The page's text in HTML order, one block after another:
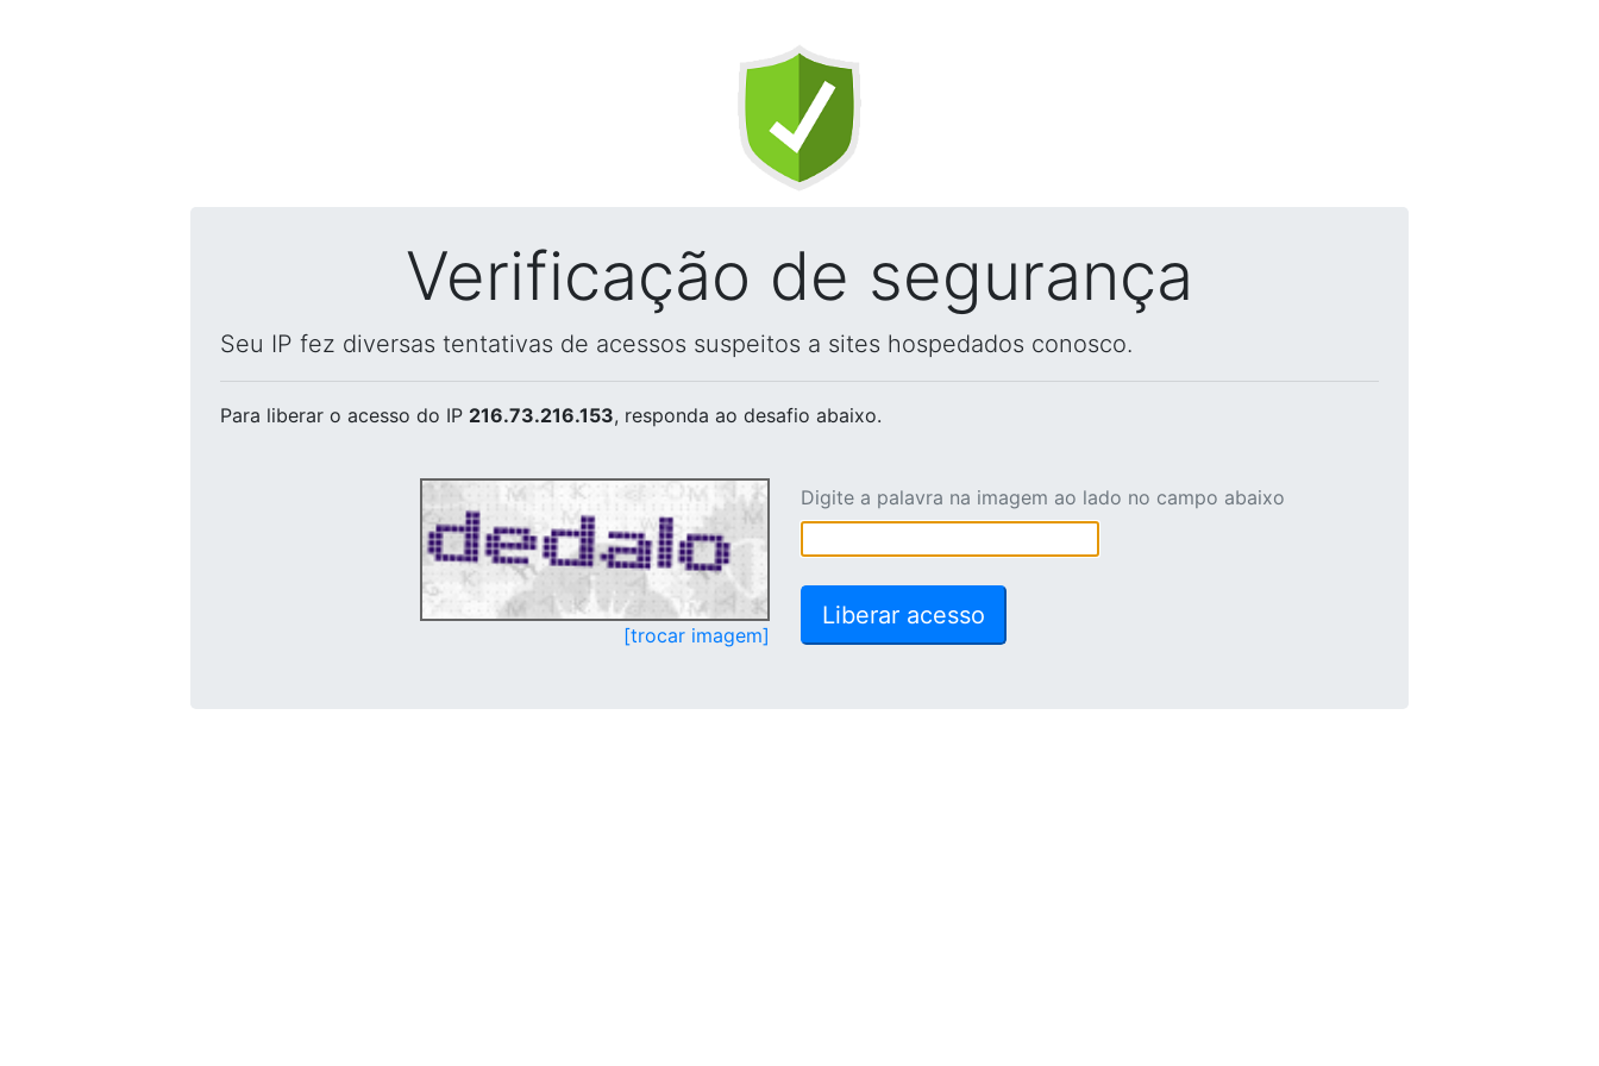
Verificação de segurança
Seu IP fez diversas tentativas de acessos suspeitos a sites hospedados conosco.
Para liberar o acesso do IP 216.73.216.153, responda ao desafio abaixo.
[trocar imagem]
Digite a palavra na imagem ao lado no campo abaixo